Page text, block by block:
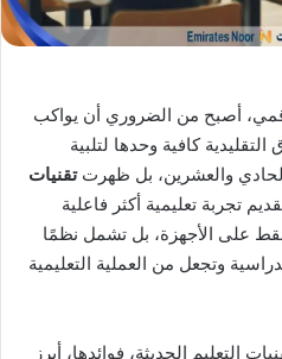
أصبح من الضروري أن يواكب
كافية وحدها لتلبية
والعشرين، بل ظهرتتقنيات
تجربة تعليمية أكثر فاعلية
فقط على الأجهزة، بل تشمل نظمًا
وتجعل من العملية التعليمية
التعليم الحديثة، فوائدها، أبرز